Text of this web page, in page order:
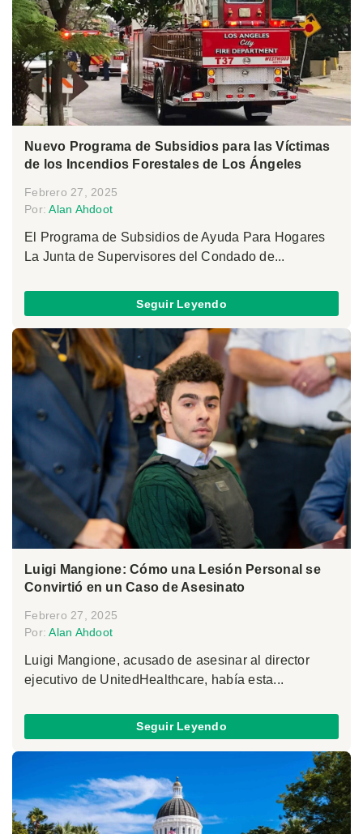
Nuevo Programa de Subsidios para las Víctimas
de los Incendios Forestales de Los Ángeles
Febrero 27, 2025
Por:Alan Ahdoot
El Programa de Subsidios de Ayuda Para Hogares
La Junta de Supervisores del Condado de...
Seguir Leyendo
Luigi Mangione: Cómo una Lesión Personal se
Convirtió en un Caso de Asesinato
Febrero 27, 2025
Por:Alan Ahdoot
Luigi Mangione, acusado de asesinar al director
ejecutivo de UnitedHealthcare, había esta...
Seguir Leyendo